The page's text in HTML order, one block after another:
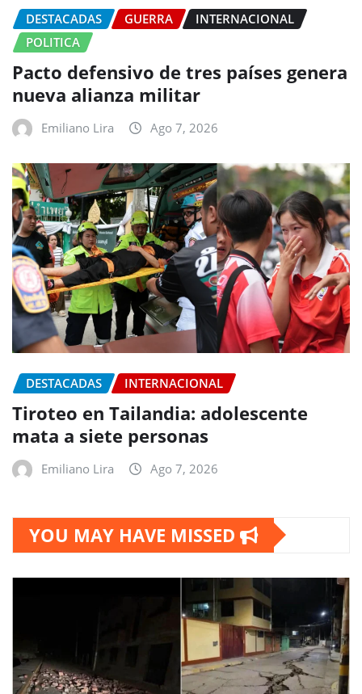
DESTACADAS GUERRA
INTERNACIONAL
POLITICA
Pacto defensivo de tres países genera
nueva alianza militar
Emiliano Lira Ago 7, 2026
DESTACADAS INTERNACIONAL
Tiroteo en Tailandia: adolescente
mata a siete personas
Emiliano Lira Ago 7, 2026
YOU MAY HAVE MISSED